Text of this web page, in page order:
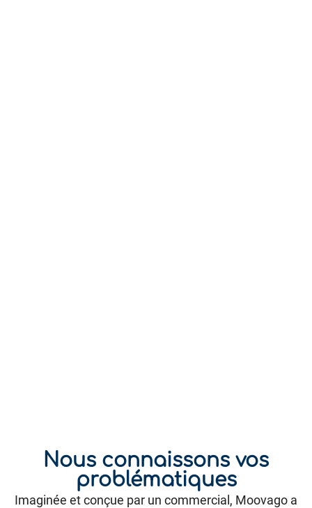
Nous connaissons vos
problématiques
Imaginée et conçue par un commercial, Moovago a